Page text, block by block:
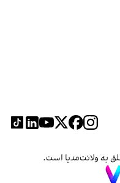
به ولانت‌مدیا است.